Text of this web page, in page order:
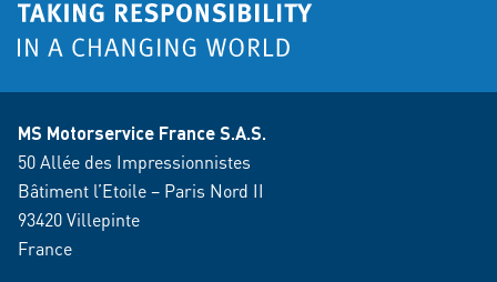
MS Motorservice France S.A.S.
50 Allée des Impressionnistes
Bâtiment l’Etoile – Paris Nord II
93420 Villepinte
France